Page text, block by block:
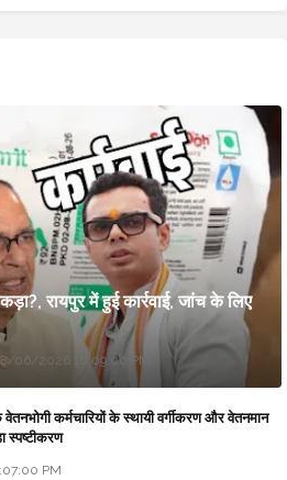
रायपुर में हुई कार्रवाई, जांच के लिए
8/06/2026 10:09:00 PM
कर्मचारियों के स्थायी वर्गीकरण और वेतनमान
स्पष्टीकरण
PM